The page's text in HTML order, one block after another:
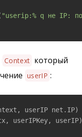
"userip:% q не IP:
Context который
userIP :
userIP net.IP)
userIPKey,